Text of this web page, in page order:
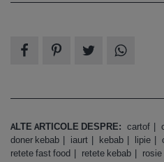
ALTE ARTICOLE DESPRE: cartof
doner kebab
iaurt kebab lipie
retete fast food
retete kebab rosie